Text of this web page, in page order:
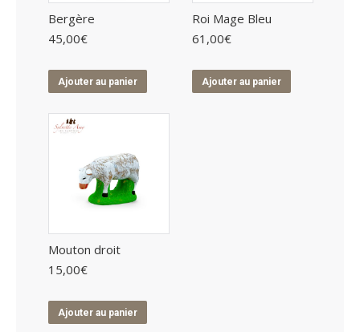
Bergère
45,00€
Ajouter au panier
Roi Mage Bleu
61,00€
Ajouter au panier
Mouton droit
15,00€
Ajouter au panier